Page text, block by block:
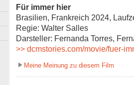
Für immer hier
Brasilien, Frankreich 2024,
Regie: Walter Salles
Darsteller: Fernanda Torres,
>> dcmstories.com/movie/fuer-
Meine Meinung zu diesem Film